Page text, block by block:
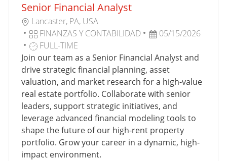
results
updated
result
found
Senior Financial Analyst
U
B
C
A
C
I
Ó
N
Lancaster, PA, USA
C
A
T
E
G
O
R
Í
A
FINANZAS Y CONTABILIDAD
F
C
H
A
D
E
P
U
B
05/15/2026
T
I
P
O
D
E
T
R
A
B
FULL-TIME
Join our team as a Senior Financial Analyst and
drive strategic financial planning, asset
valuation, and market research for a high-value
real estate portfolio. Collaborate with senior
leaders, support strategic initiatives, and
leverage advanced financial modeling tools to
shape the future of our high-rent property
portfolio. Grow your career in a dynamic, high-
impact environment.